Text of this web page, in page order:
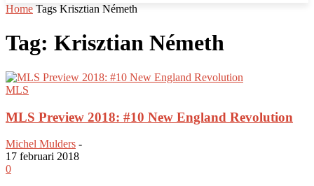
Home Tags Krisztian Németh
Tag: Krisztian Németh
MLS
MLS Preview 2018: #10 New England Revolution
Michel Mulders -
17 februari 2018
0